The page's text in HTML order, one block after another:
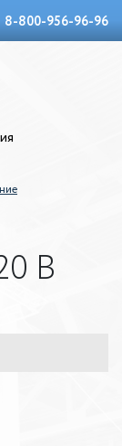
8-800-956-96-96
В